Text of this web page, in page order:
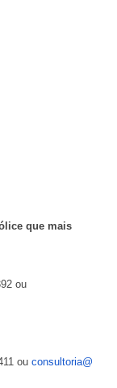
que mais
ou
ou consultoria@